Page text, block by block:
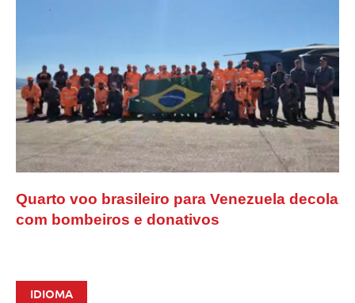
Quarto voo brasileiro para Venezuela decola
com bombeiros e donativos
IDIOMA